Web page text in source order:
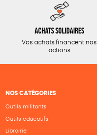
Achats solidaires
Vos achats financent nos
actions
NOS CATÉGORIES
Outils militants
Outils éducatifs
Librairie